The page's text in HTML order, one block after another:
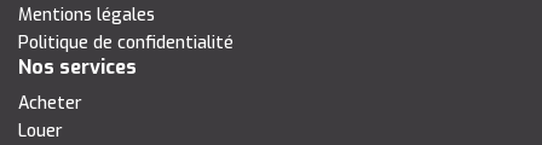
Mentions légales
Politique de confidentialité
Nos services
Acheter
Louer